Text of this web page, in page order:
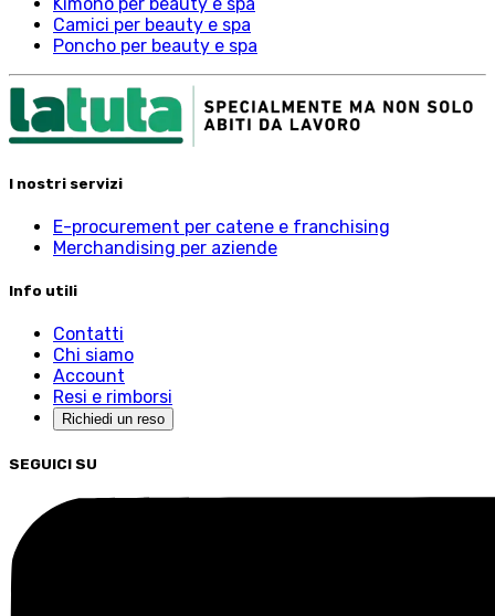
Camici per beauty e spa
Poncho per beauty e spa
I nostri servizi
E-procurement per catene e franchising
Merchandising per aziende
Info utili
Contatti
Chi siamo
Account
Resi e rimborsi
Richiedi un reso
SEGUICI SU